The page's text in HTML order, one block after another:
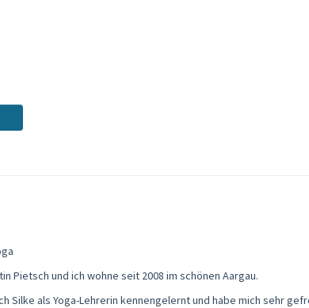
Pietsch und ich wohne seit 2008 im schönen Aargau.
Silke als Yoga-Lehrerin kennengelernt und habe mich sehr